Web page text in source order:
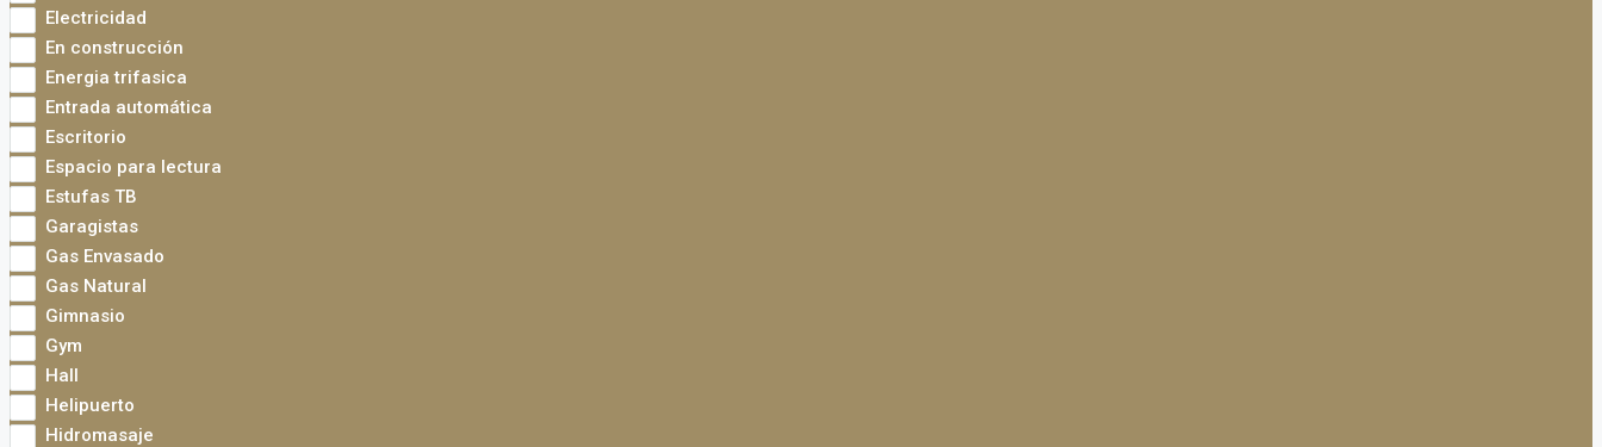
Electricidad
En construcción
Energia trifasica
Entrada automática
Escritorio
Espacio para lectura
Estufas TB
Garagistas
Gas Envasado
Gas Natural
Gimnasio
Gym
Hall
Helipuerto
Hidromasaje